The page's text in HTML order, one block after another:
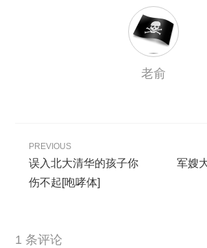
老俞
PREVIOUS
误入北大清华的孩子你
伤不起[咆哮体]
军嫂
1 条评论